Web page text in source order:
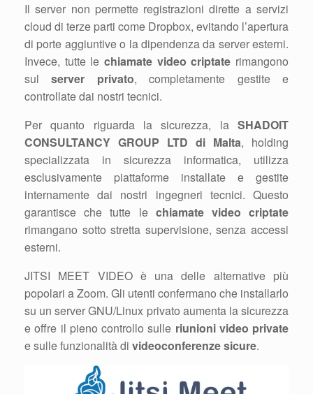
Il server non permette registrazioni dirette a servizi
cloud di terze parti come Dropbox, evitando l’apertura
di porte aggiuntive o la dipendenza da server esterni.
Invece, tutte le chiamate video criptate rimangono
sulserver privato, completamente gestite e
controllate dai nostri tecnici.
Per quanto riguarda la sicurezza, la SHADOIT
CONSULTANCY GROUP LTD di Malta, holding
specializzata in sicurezza informatica, utilizza
esclusivamente piattaforme installate e gestite
internamente dai nostri ingegneri tecnici. Questo
garantisce che tutte le chiamate video criptate
rimangano sotto stretta supervisione, senza accessi
esterni.
JITSI MEET VIDEO è una delle alternative più
popolari a Zoom. Gli utenti confermano che installarlo
su un server GNU/Linux privato aumenta la sicurezza
e offre il pieno controllo sulle riunioni video private
e sulle funzionalità di videoconferenze sicure.